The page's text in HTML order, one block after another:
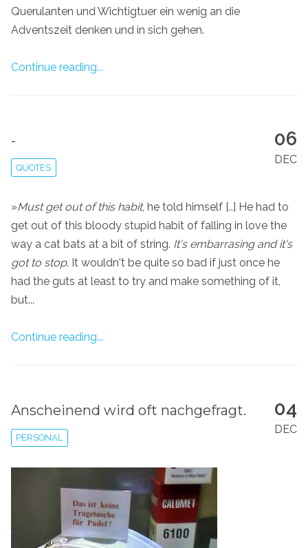
Querulanten und Wichtigtuer ein wenig an die
Adventszeit denken und in sich gehen.
Continue reading...
06
DEC
-
QUOTES
»Must get out of this habit, he told himself [..] He had to
get out of this bloody stupid habit of falling in love the
way a cat bats at a bit of string. It's embarrasing and it's
got to stop. It wouldn't be quite so bad if just once he
had the guts at least to try and make something of it,
but...
Continue reading...
04
DEC
Anscheinend wird oft nachgefragt.
PERSONAL